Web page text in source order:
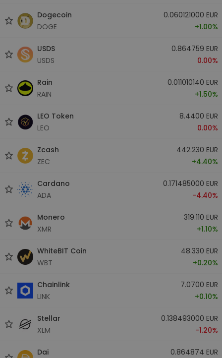
Dogecoin
DOGE
0.060121000 EUR
+1.00%
USDS
USDS
0.864759 EUR
0.00%
Rain
RAIN
0.011010140 EUR
+1.50%
LEO Token
LEO
8.4400 EUR
0.00%
Zcash
ZEC
442.230 EUR
+4.40%
Cardano
ADA
0.171485000 EUR
-4.40%
Monero
XMR
319.110 EUR
+1.10%
WhiteBIT Coin
WBT
48.330 EUR
+0.20%
Chainlink
LINK
7.0700 EUR
+0.10%
Stellar
XLM
0.138493000 EUR
-1.20%
Dai
0.864874 EUR